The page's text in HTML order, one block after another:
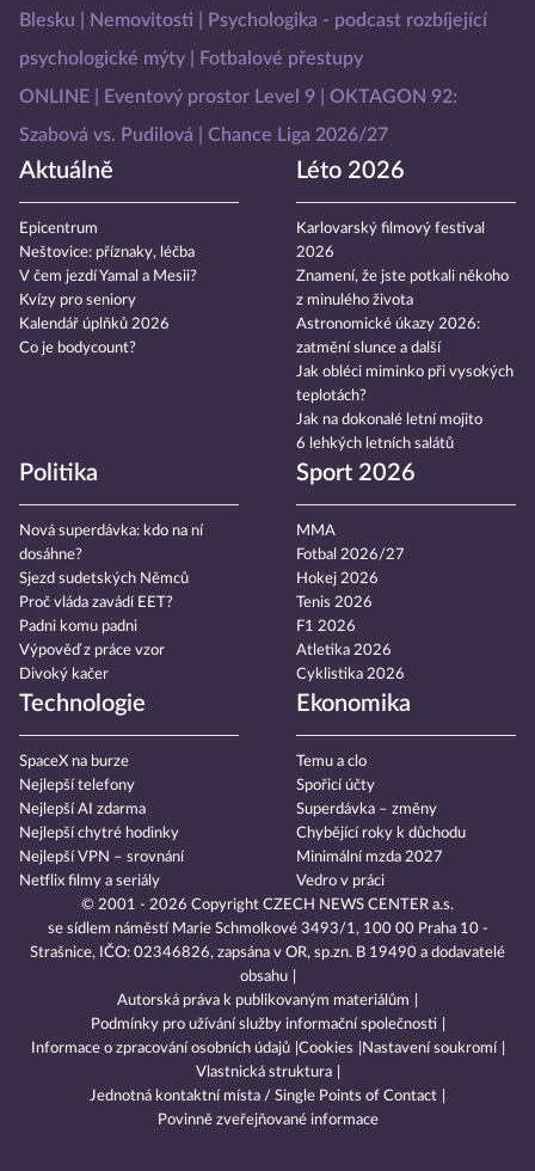
Blesku
Nemovitosti
Psychologika - podcast rozbíjející
psychologické mýty
Fotbalové přestupy
ONLINE
Eventový prostor Level 9
OKTAGON 92:
Szabová vs. Pudilová
Chance Liga 2026/27
Aktuálně
Epicentrum
Neštovice: příznaky, léčba
V čem jezdí Yamal a Mesii?
Kvízy pro seniory
Kalendář úplňků 2026
Co je bodycount?
Léto 2026
Karlovarský filmový festival
2026
Znamení, že jste potkali někoho
z minulého života
Astronomické úkazy 2026:
zatmění slunce a další
Jak obléci miminko při vysokých
teplotách?
Jak na dokonalé letní mojito
6 lehkých letních salátů
Politika
Nová superdávka: kdo na ní
dosáhne?
Sjezd sudetských Němců
Proč vláda zavádí EET?
Padni komu padni
Výpověď z práce vzor
Divoký kačer
Sport 2026
MMA
Fotbal 2026/27
Hokej 2026
Tenis 2026
F1 2026
Atletika 2026
Cyklistika 2026
Technologie
SpaceX na burze
Nejlepší telefony
Nejlepší AI zdarma
Nejlepší chytré hodinky
Nejlepší VPN – srovnání
Netflix filmy a seriály
Ekonomika
Temu a clo
Spořicí účty
Superdávka – změny
Chybějící roky k důchodu
Minimální mzda 2027
Vedro v práci
© 2001 - 2026 Copyright CZECH NEWS CENTER a.s.
se sídlem náměstí Marie Schmolkové 3493/1, 100 00 Praha 10 -
Strašnice, IČO: 02346826, zapsána v OR, sp.zn. B 19490 a dodavatelé
obsahu
Autorská práva k publikovaným materiálům
Podmínky pro užívání služby informační společnosti
Informace o zpracování osobních údajů Cookies
Nastavení soukromí
Vlastnická struktura
Jednotná kontaktní místa / Single Points of Contact
Povinně zveřejňované informace